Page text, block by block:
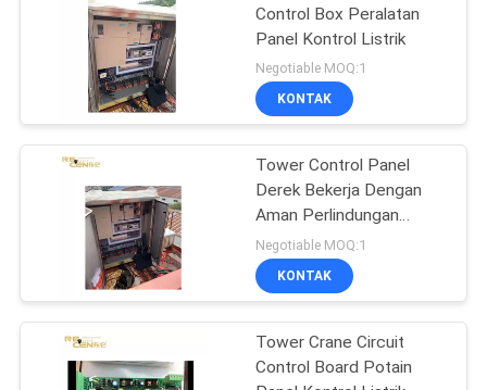
Tower Crane Anti
Sistem Tabrakan
Sistem Pemantauan
13
Control Box Peralatan
Panel Kontrol Listrik
Negotiable MOQ:1
KONTAK
Tower Control Panel
Derek Bekerja Dengan
Aman Perlindungan
Keselamatan Sumber
Daya Listrik
Negotiable MOQ:1
KONTAK
Tower Crane Circuit
Control Board Potain